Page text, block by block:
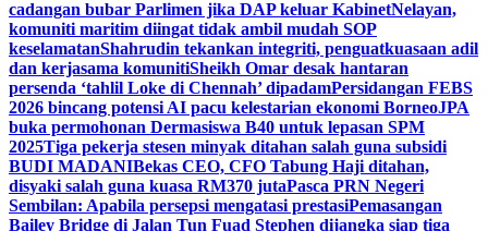
cadangan bubar Parlimen jika DAP keluar KabinetNelayan,
komuniti maritim diingat tidak ambil mudah SOP
keselamatanShahrudin tekankan integriti, penguatkuasaan adil
dan kerjasama komunitiSheikh Omar desak hantaran
persenda ‘tahlil Loke di Chennah’ dipadamPersidangan FEBS
2026 bincang potensi AI pacu kelestarian ekonomi BorneoJPA
buka permohonan Dermasiswa B40 untuk lepasan SPM
2025Tiga pekerja stesen minyak ditahan salah guna subsidi
BUDI MADANIBekas CEO, CFO Tabung Haji ditahan,
disyaki salah guna kuasa RM370 jutaPasca PRN Negeri
Sembilan: Apabila persepsi mengatasi prestasiPemasangan
Bailey Bridge di Jalan Tun Fuad Stephen dijangka siap tiga